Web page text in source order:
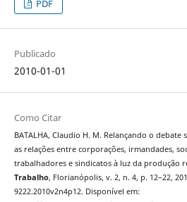
PDF
Publicado
2010-01-01
Como Citar
BATALHA, Claudio H. M. Relançando o
as relações entre corporações, irmandades,
trabalhadores e sindicatos à luz da produção
Trabalho, Florianópolis, v. 2, n. 4, p. 12–22,
9222.2010v2n4p12. Disponível em: